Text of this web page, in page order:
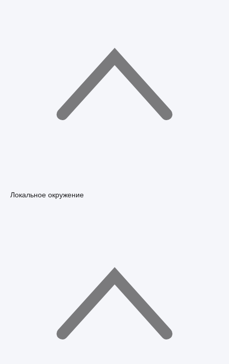
Локальное окружение